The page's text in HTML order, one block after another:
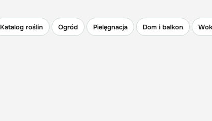
Katalog roślin Ogród Pielęgnacja Dom i balkon